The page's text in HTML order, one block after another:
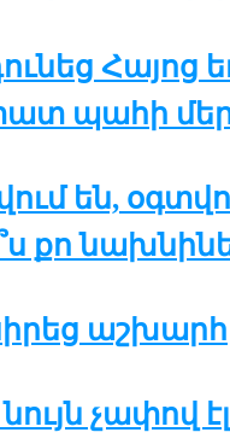
պահի
են,
քո
չափով